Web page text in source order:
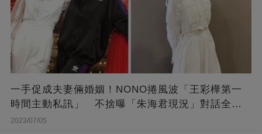
一手促成夫妻倆婚姻！NONO捲風波「王彩樺第一
時間主動私訊」 不捨曝「朱海君現況」對話全公
開
2023/07/05